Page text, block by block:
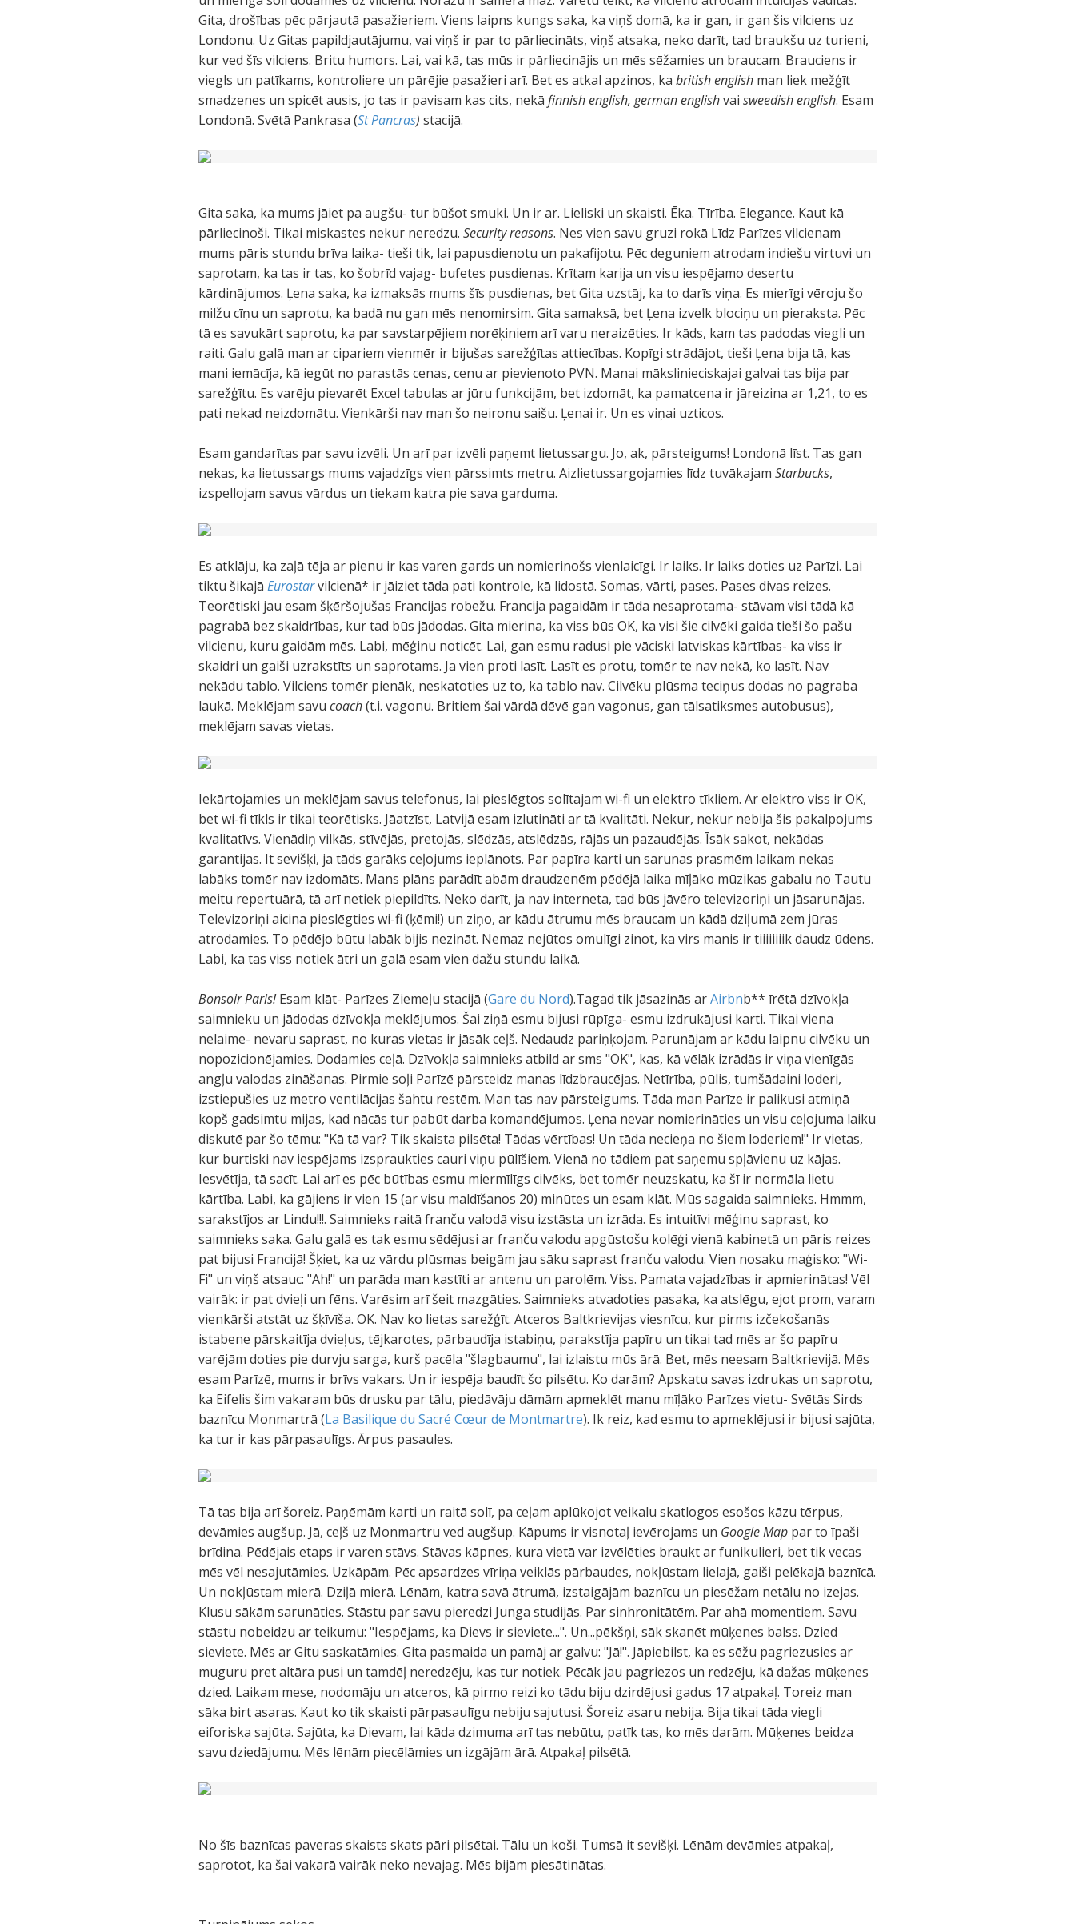
Gita, drošības pēc pārjautā pasažieriem. Viens laipns kungs saka, ka viņš domā, ka ir gan, ir gan šis vilciens uz
Londonu. Uz Gitas papildjautājumu, vai viņš ir par to pārliecināts, viņš atsaka, neko darīt, tad braukšu uz turieni,
kur ved šīs vilciens. Britu humors. Lai, vai kā, tas mūs ir pārliecinājis un mēs sēžamies un braucam. Brauciens ir
viegls un patīkams, kontroliere un pārējie pasažieri arī. Bet es atkal apzinos, kabritish english man liek mežģīt
smadzenes un spicēt ausis, jo tas ir pavisam kas cits, nekāfinnish english, german englishvaisweedish english. Esam
Londonā. Svētā Pankrasa (St Pancras) stacijā.
Gita saka, ka mums jāiet pa augšu- tur būšot smuki. Un ir ar. Lieliski un skaisti. Ēka. Tīrība. Elegance. Kaut kā
pārliecinoši. Tikai miskastes nekur neredzu.Security reasons. Nes vien savu gruzi rokā Līdz Parīzes vilcienam
mums pāris stundu brīva laika- tieši tik, lai papusdienotu un pakafijotu. Pēc deguniem atrodam indiešu virtuvi un
saprotam, ka tas ir tas, ko šobrīd vajag- bufetes pusdienas. Krītam karija un visu iespējamo desertu
kārdinājumos. Ļena saka, ka izmaksās mums šīs pusdienas, bet Gita uzstāj, ka to darīs viņa. Es mierīgi vēroju šo
milžu cīņu un saprotu, ka badā nu gan mēs nenomirsim. Gita samaksā, bet Ļena izvelk blociņu un pieraksta. Pēc
tā es savukārt saprotu, ka par savstarpējiem norēķiniem arī varu neraizēties. Ir kāds, kam tas padodas viegli un
raiti. Galu galā man ar cipariem vienmēr ir bijušas sarežģītas attiecības. Kopīgi strādājot, tieši Ļena bija tā, kas
mani iemācīja, kā iegūt no parastās cenas, cenu ar pievienoto PVN. Manai mākslinieciskajai galvai tas bija par
sarežģītu. Es varēju pievarēt Excel tabulas ar jūru funkcijām, bet izdomāt, ka pamatcena ir jāreizina ar 1,21, to es
pati nekad neizdomātu. Vienkārši nav man šo neironu saišu. Ļenai ir. Un es viņai uzticos.
Esam gandarītas par savu izvēli. Un arī par izvēli paņemt lietussargu. Jo, ak, pārsteigums! Londonā līst. Tas gan
nekas, ka lietussargs mums vajadzīgs vien pārssimts metru. Aizlietussargojamies līdz tuvākajamStarbucks,
izspellojam savus vārdus un tiekam katra pie sava garduma.
Es atklāju, ka zaļā tēja ar pienu ir kas varen gards un nomierinošs vienlaicīgi. Ir laiks. Ir laiks doties uz Parīzi. Lai
tiktu šikajāEurostarvilcienā* ir jāiziet tāda pati kontrole, kā lidostā. Somas, vārti, pases. Pases divas reizes.
Teorētiski jau esam šķēršojušas Francijas robežu. Francija pagaidām ir tāda nesaprotama- stāvam visi tādā kā
pagrabā bez skaidrības, kur tad būs jādodas. Gita mierina, ka viss būs OK, ka visi šie cilvēki gaida tieši šo pašu
vilcienu, kuru gaidām mēs. Labi, mēģinu noticēt. Lai, gan esmu radusi pie vāciski latviskas kārtības- ka viss ir
skaidri un gaiši uzrakstīts un saprotams. Ja vien proti lasīt. Lasīt es protu, tomēr te nav nekā, ko lasīt. Nav
nekādu tablo. Vilciens tomēr pienāk, neskatoties uz to, ka tablo nav. Cilvēku plūsma teciņus dodas no pagraba
laukā. Meklējam savucoach(t.i. vagonu. Britiem šai vārdā dēvē gan vagonus, gan tālsatiksmes autobusus),
meklējam savas vietas.
Iekārtojamies un meklējam savus telefonus, lai pieslēgtos solītajam wi-fi un elektro tīkliem. Ar elektro viss ir OK,
bet wi-fi tīkls ir tikai teorētisks. Jāatzīst, Latvijā esam izlutināti ar tā kvalitāti. Nekur, nekur nebija šis pakalpojums
kvalitatīvs. Vienādiņ vilkās, stīvējās, pretojās, slēdzās, atslēdzās, rājās un pazaudējās. Īsāk sakot, nekādas
garantijas. It sevišķi, ja tāds garāks ceļojums ieplānots. Par papīra karti un sarunas prasmēm laikam nekas
labāks tomēr nav izdomāts. Mans plāns parādīt abām draudzenēm pēdējā laika mīļāko mūzikas gabalu no Tautu
meitu repertuārā, tā arī netiek piepildīts. Neko darīt, ja nav interneta, tad būs jāvēro televizoriņi un jāsarunājas.
Televizoriņi aicina pieslēgties wi-fi (ķēmi!) un ziņo, ar kādu ātrumu mēs braucam un kādā dziļumā zem jūras
atrodamies. To pēdējo būtu labāk bijis nezināt. Nemaz nejūtos omulīgi zinot, ka virs manis ir tiiiiiiiik daudz ūdens.
Labi, ka tas viss notiek ātri un galā esam vien dažu stundu laikā.
Bonsoir Paris!Esam klāt- Parīzes Ziemeļu stacijā (Gare du Nord).Tagad tik jāsazinās arAirbnb** īrētā dzīvokļa
saimnieku un jādodas dzīvokļa meklējumos. Šai ziņā esmu bijusi rūpīga- esmu izdrukājusi karti. Tikai viena
nelaime- nevaru saprast, no kuras vietas ir jāsāk ceļš. Nedaudz pariņķojam. Parunājam ar kādu laipnu cilvēku un
nopozicionējamies. Dodamies ceļā. Dzīvokļa saimnieks atbild ar sms "OK", kas, kā vēlāk izrādās ir viņa vienīgās
angļu valodas zināšanas. Pirmie soļi Parīzē pārsteidz manas līdzbraucējas. Netīrība, pūlis, tumšādaini loderi,
izstiepušies uz metro ventilācijas šahtu restēm. Man tas nav pārsteigums. Tāda man Parīze ir palikusi atmiņā
kopš gadsimtu mijas, kad nācās tur pabūt darba komandējumos. Ļena nevar nomierināties un visu ceļojuma laiku
diskutē par šo tēmu: "Kā tā var? Tik skaista pilsēta! Tādas vērtības! Un tāda necieņa no šiem loderiem!" Ir vietas,
kur burtiski nav iespējams izspraukties cauri viņu pūlīšiem. Vienā no tādiem pat saņemu spļāvienu uz kājas.
Iesvētīja, tā sacīt. Lai arī es pēc būtības esmu miermīlīgs cilvēks, bet tomēr neuzskatu, ka šī ir normāla lietu
kārtība. Labi, ka gājiens ir vien 15 (ar visu maldīšanos 20) minūtes un esam klāt. Mūs sagaida saimnieks. Hmmm,
sarakstījos ar Lindu!!!. Saimnieks raitā franču valodā visu izstāsta un izrāda. Es intuitīvi mēģinu saprast, ko
saimnieks saka. Galu galā es tak esmu sēdējusi ar franču valodu apgūstošu kolēģi vienā kabinetā un pāris reizes
pat bijusi Francijā! Šķiet, ka uz vārdu plūsmas beigām jau sāku saprast franču valodu. Vien nosaku maģisko: "Wi-
Fi" un viņš atsauc: "Ah!" un parāda man kastīti ar antenu un parolēm. Viss. Pamata vajadzības ir apmierinātas! Vēl
vairāk: ir pat dvieļi un fēns. Varēsim arī šeit mazgāties. Saimnieks atvadoties pasaka, ka atslēgu, ejot prom, varam
vienkārši atstāt uz šķīvīša. OK. Nav ko lietas sarežģīt. Atceros Baltkrievijas viesnīcu, kur pirms izčekošanās
istabene pārskaitīja dvieļus, tējkarotes, pārbaudīja istabiņu, parakstīja papīru un tikai tad mēs ar šo papīru
varējām doties pie durvju sarga, kurš pacēla "šlagbaumu", lai izlaistu mūs ārā. Bet, mēs neesam Baltkrievijā. Mēs
esam Parīzē, mums ir brīvs vakars. Un ir iespēja baudīt šo pilsētu. Ko darām? Apskatu savas izdrukas un saprotu,
ka Eifelis šim vakaram būs drusku par tālu, piedāvāju dāmām apmeklēt manu mīļāko Parīzes vietu- Svētās Sirds
baznīcu Monmartrā (La Basilique du Sacré Cœur de Montmartre). Ik reiz, kad esmu to apmeklējusi ir bijusi sajūta,
ka tur ir kas pārpasaulīgs. Ārpus pasaules.
Tā tas bija arī šoreiz. Paņēmām karti un raitā solī, pa ceļam aplūkojot veikalu skatlogos esošos kāzu tērpus,
devāmies augšup. Jā, ceļš uz Monmartru ved augšup. Kāpums ir visnotaļ ievērojams un Google Map par to īpaši
brīdina. Pēdējais etaps ir varen stāvs. Stāvas kāpnes, kura vietā var izvēlēties braukt ar funikulieri, bet tik vecas
mēs vēl nesajutāmies. Uzkāpām. Pēc apsardzes vīriņa veiklās pārbaudes, nokļūstam lielajā, gaiši pelēkajā baznīcā.
Un nokļūstam mierā. Dziļā mierā. Lēnām, katra savā ātrumā, izstaigājām baznīcu un piesēžam netālu no izejas.
Klusu sākām sarunāties. Stāstu par savu pieredzi Junga studijās. Par sinhronitātēm. Par ahā momentiem. Savu
stāstu nobeidzu ar teikumu: "Iespējams, ka Dievs ir sieviete...". Un...pēkšņi, sāk skanēt mūķenes balss. Dzied
sieviete. Mēs ar Gitu saskatāmies. Gita pasmaida un pamāj ar galvu: "Jā!". Jāpiebilst, ka es sēžu pagriezusies ar
muguru pret altāra pusi un tamdēļ neredzēju, kas tur notiek. Pēcāk jau pagriezos un redzēju, kā dažas mūķenes
dzied. Laikam mese, nodomāju un atceros, kā pirmo reizi ko tādu biju dzirdējusi gadus 17 atpakaļ. Toreiz man
sāka birt asaras. Kaut ko tik skaisti pārpasaulīgu nebiju sajutusi. Šoreiz asaru nebija. Bija tikai tāda viegli
eiforiska sajūta. Sajūta, ka Dievam, lai kāda dzimuma arī tas nebūtu, patīk tas, ko mēs darām. Mūķenes beidza
savu dziedājumu. Mēs lēnām piecēlāmies un izgājām ārā. Atpakaļ pilsētā.
No šīs baznīcas paveras skaists skats pāri pilsētai. Tālu un koši. Tumsā it sevišķi. Lēnām devāmies atpakaļ,
saprotot, ka šai vakarā vairāk neko nevajag. Mēs bijām piesātinātas.